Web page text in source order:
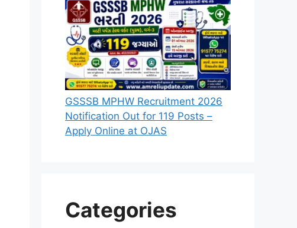
GSSSB MPHW Recruitment 2026
Notification Out for 119 Posts –
Apply Online at OJAS
Categories